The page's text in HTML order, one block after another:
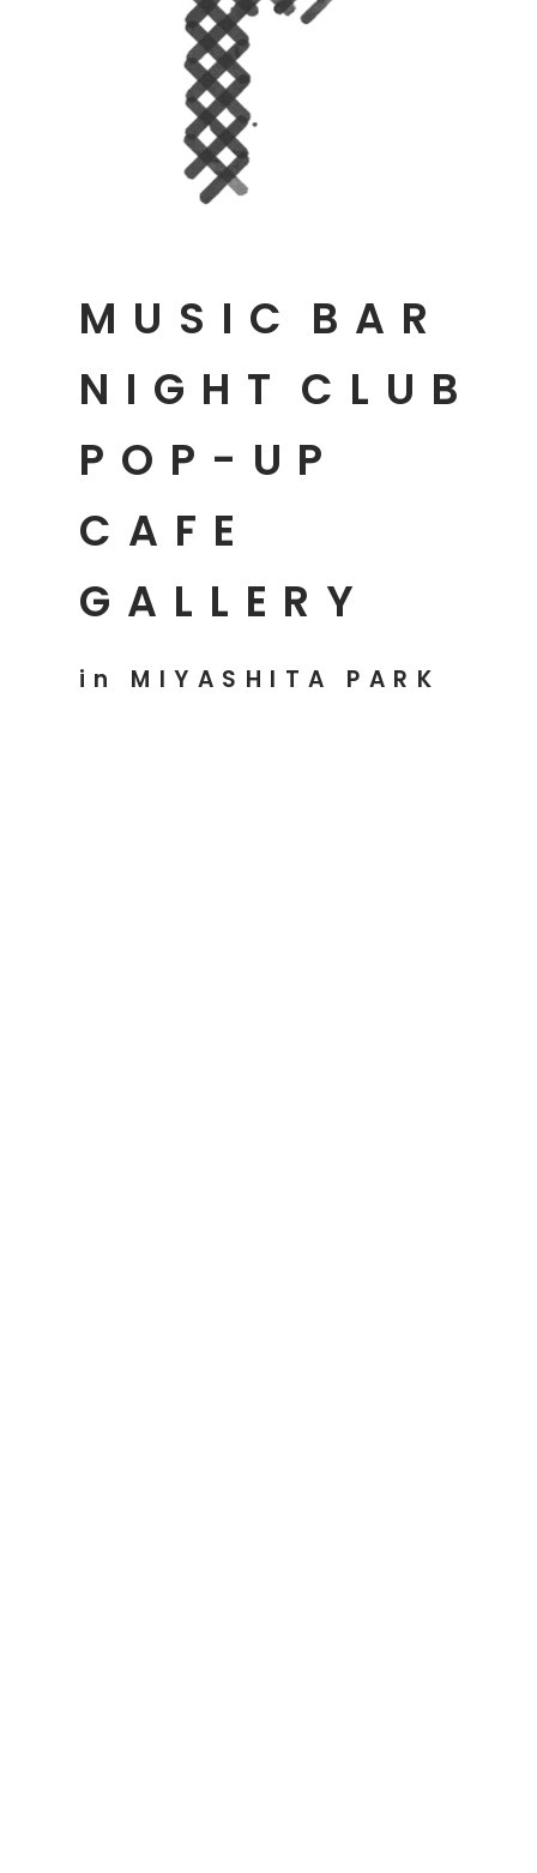
NIGHT CLUB
MUSIC BAR
POP-UP
CAFE
GALLERY
in MIYASHITA PARK